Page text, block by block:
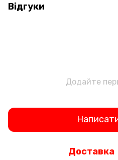
Відгуки
Додайте
Доставка